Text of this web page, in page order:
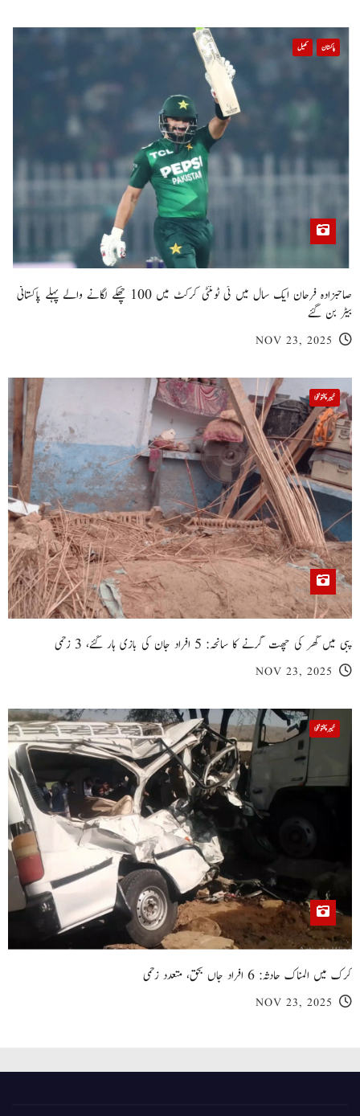
پاکستان کھیل
صاحبزادہ فرحان ایک سال میں ٹی ٹوئنٹی کرکٹ میں 100 چھکے لگانے والے پہلے پاکستانی
بیٹر بن گئے
NOV 23, 2025
خیبر پختونخوا
پبی میں گھر کی چھت گرنے کا سانحہ: 5 افراد جان کی بازی ہار گئے، 3 زخمی
NOV 23, 2025
خیبر پختونخوا
کرک میں المناک حادثہ: 6 افراد جاں بحق، متعدد زخمی
NOV 23, 2025